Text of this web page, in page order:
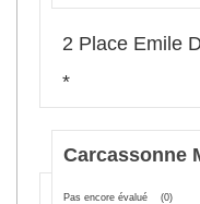
2 Place Emile
*
Carcassonne
Pas encore évalué (0)